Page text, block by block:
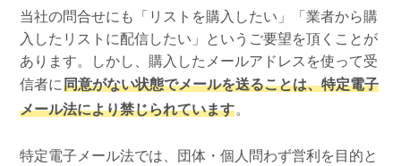
当社の問合せにも「リストを購入したい」「業者から購
入したリストに配信したい」というご要望を頂くことが
あります。しかし、購入したメールアドレスを使って受
信者に同意がない状態でメールを送ることは、特定電子
メール法により禁じられています。
特定電子メール法では、団体・個人問わず営利を目的と